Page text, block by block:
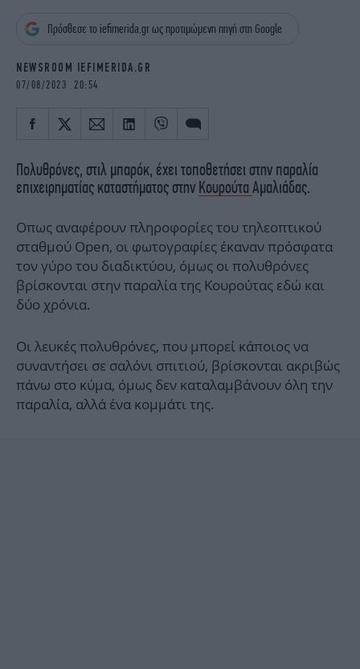
OSCARS
THE OCEAN
Πρόσθεσε το iefimerida.gr ως προτιμώμενη πηγή στη Google
NEWSROOM IEFIMERIDA.GR
07/08/2023 20:54
Πολυθρόνες, στιλ μπαρόκ, έχει τοποθετήσει στην παραλία
επιχειρηματίας καταστήματος στην Κουρούτα Αμαλιάδας.
Οπως αναφέρουν πληροφορίες του τηλεοπτικού
σταθμού Open, οι φωτογραφίες έκαναν πρόσφατα
τον γύρο του διαδικτύου, όμως οι πολυθρόνες
βρίσκονται στην παραλία της Κουρούτας εδώ και
δύο χρόνια.
Οι λευκές πολυθρόνες, που μπορεί κάποιος να
συναντήσει σε σαλόνι σπιτιού, βρίσκονται ακριβώς
πάνω στο κύμα, όμως δεν καταλαμβάνουν όλη την
παραλία, αλλά ένα κομμάτι της.